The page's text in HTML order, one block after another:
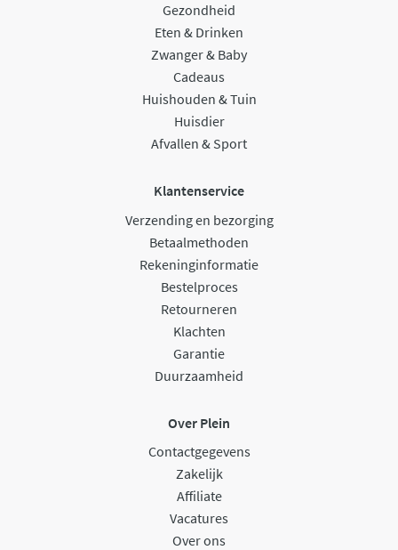
Gezondheid
Eten & Drinken
Zwanger & Baby
Cadeaus
Huishouden & Tuin
Huisdier
Afvallen & Sport
Klantenservice
Verzending en bezorging
Betaalmethoden
Rekeninginformatie
Bestelproces
Retourneren
Klachten
Garantie
Duurzaamheid
Over Plein
Contactgegevens
Zakelijk
Affiliate
Vacatures
Over ons